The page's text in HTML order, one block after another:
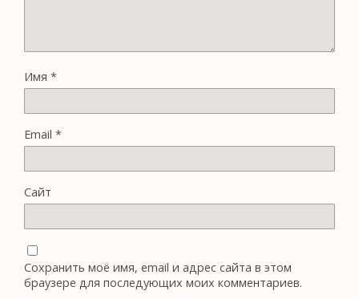
Имя *
Email *
Сайт
Сохранить моё имя, email и адрес сайта в этом
браузере для последующих моих комментариев.